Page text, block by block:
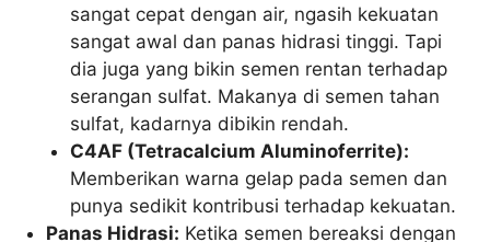
sangat cepat dengan air, ngasih kekuatan
sangat awal dan panas hidrasi tinggi. Tapi
dia juga yang bikin semen rentan terhadap
serangan sulfat. Makanya di semen tahan
sulfat, kadarnya dibikin rendah.
C4AF (Tetracalcium Aluminoferrite):
Memberikan warna gelap pada semen dan
punya sedikit kontribusi terhadap kekuatan.
Panas Hidrasi: Ketika semen bereaksi dengan